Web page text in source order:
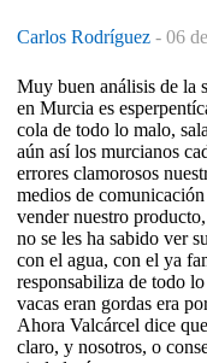
Carlos Rodríguez - 06
Muy buen análisis de la
en Murcia es
cola de todo lo malo,
aún así los murcianos
errores clamorosos
medios de
vender nuestro
no se les ha sabido ver
con el agua, con el ya
responsabiliza de todo
vacas eran gordas era
Ahora Valcárcel dice
claro, y nosotros, o